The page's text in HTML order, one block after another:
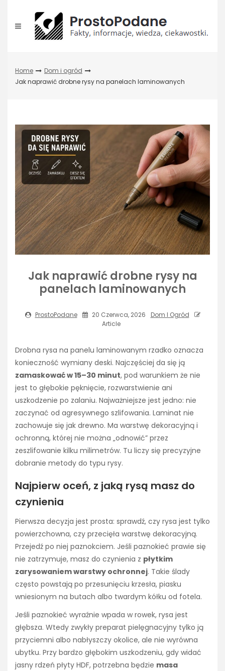
content
Home
Dom i ogród
Jak naprawić drobne rysy na panelach laminowanych
Jak naprawić drobne rysy na
panelach laminowanych
ProstoPodane 20 Czerwca, 2026
Dom I Ogród
Article
Drobna rysa na panelu laminowanym rzadko oznacza
konieczność wymiany deski. Najczęściej da się ją
zamaskować w 15–30 minut, pod warunkiem że nie
jest to głębokie pęknięcie, rozwarstwienie ani
uszkodzenie po zalaniu. Najważniejsze jest jedno: nie
zaczynać od agresywnego szlifowania. Laminat nie
zachowuje się jak drewno. Ma warstwę dekoracyjną i
ochronną, której nie można „odnowić” przez
zeszlifowanie kilku milimetrów. Tu liczy się precyzyjne
dobranie metody do typu rysy.
Najpierw oceń, z jaką rysą masz do
czynienia
Pierwsza decyzja jest prosta: sprawdź, czy rysa jest tylko
powierzchowna, czy przecięła warstwę dekoracyjną.
Przejedź po niej paznokciem. Jeśli paznokieć prawie się
nie zatrzymuje, masz do czynienia z płytkim
zarysowaniem warstwy ochronnej. Takie ślady
często powstają po przesunięciu krzesła, piasku
wniesionym na butach albo twardym kółku od fotela.
Jeśli paznokieć wyraźnie wpada w rowek, rysa jest
głębsza. Wtedy zwykły preparat pielęgnacyjny tylko ją
przyciemni albo nabłyszczy okolice, ale nie wyrówna
ubytku. Przy bardzo głębokim uszkodzeniu, gdy widać
jasny rdzeń płyty HDF, potrzebna będzie masa